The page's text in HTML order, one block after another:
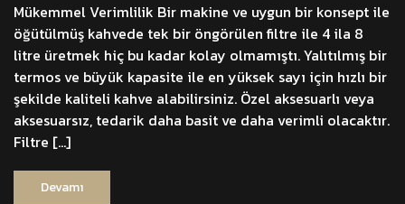
Mükemmel Verimlilik Bir makine ve uygun bir konsept ile
öğütülmüş kahvede tek bir öngörülen filtre ile 4 ila 8
litre üretmek hiç bu kadar kolay olmamıştı. Yalıtılmış bir
termos ve büyük kapasite ile en yüksek sayı için hızlı bir
şekilde kaliteli kahve alabilirsiniz. Özel aksesuarlı veya
aksesuarsız, tedarik daha basit ve daha verimli olacaktır.
Filtre […]
Devamı